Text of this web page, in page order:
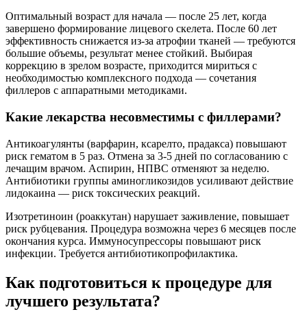
Оптимальный возраст для начала — после 25 лет, когда
завершено формирование лицевого скелета. После 60 лет
эффективность снижается из-за атрофии тканей — требуются
большие объемы, результат менее стойкий. Выбирая
коррекцию в зрелом возрасте, приходится мириться с
необходимостью комплексного подхода — сочетания
филлеров с аппаратными методиками.
Какие лекарства несовместимы с филлерами?
Антикоагулянты (варфарин, ксарелто, прадакса) повышают
риск гематом в 5 раз. Отмена за 3-5 дней по согласованию с
лечащим врачом. Аспирин, НПВС отменяют за неделю.
Антибиотики группы аминогликозидов усиливают действие
лидокаина — риск токсических реакций.
Изотретиноин (роаккутан) нарушает заживление, повышает
риск рубцевания. Процедура возможна через 6 месяцев после
окончания курса. Иммуносупрессоры повышают риск
инфекции. Требуется антибиотикопрофилактика.
Как подготовиться к процедуре для
лучшего результата?